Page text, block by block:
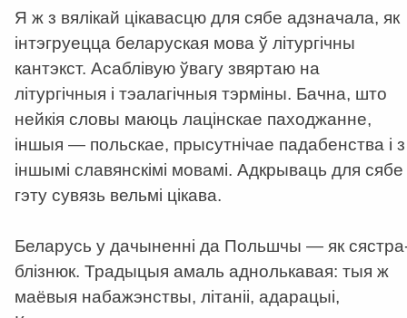
Я ж з вялікай цікавасцю для сябе адзначала, як
інтэгруецца беларуская мова ў літургічны
кантэкст. Асаблівую ўвагу звяртаю на
літургічныя і тэалагічныя тэрміны. Бачна, што
нейкія словы маюць лацінскае паходжанне,
іншыя — польскае, прысутнічае падабенства і з
іншымі славянскімі мовамі. Адкрываць для сябе
гэту сувязь вельмі цікава.
Беларусь у дачыненні да Польшчы — як
блізнюк. Традыцыя амаль аднолькавая: тыя ж
маёвыя набажэнствы, літаніі, адарацыі,